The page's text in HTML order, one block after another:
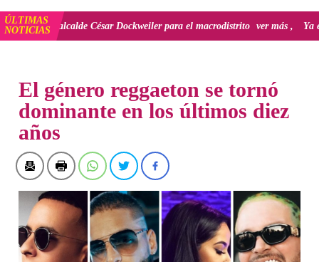
ÚLTIMAS
NOTICIAS
alcalde César Dockweiler para el macrodistrito ver más Ya
El género reggaeton se tornó
dominante en los últimos diez
años